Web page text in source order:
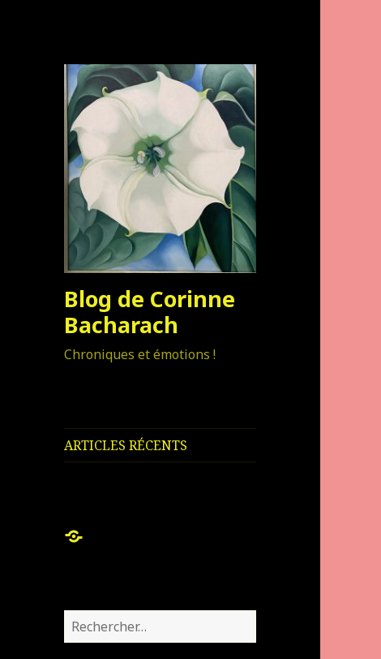
Blog de Corinne
Bacharach
Chroniques et émotions !
ARTICLES RÉCENTS
ARTICLES
Rechercher :